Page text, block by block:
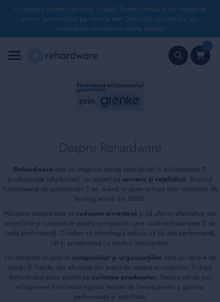
Nu gasesti serverul pe care il cauti? Putem furniza orice model de
server, personalizat pe nevoile tale! Deschide un chat live sau
contacteaza-ne pentru o oferta rapida!
la
Conținut
Despre Rehardware
Rehardware este un magazin online specializat în echipamente IT
profesionale refurbished, cu accent pe servere și rețelistică . Brandul
funcționează de aproximativ 1 an, având in spate echipa unei companii de
hosting activă din 2020.
Misiunea noastră este să reducem e-waste-ul și să oferim alternative mai
accesibile și sustenabile pentru companiile care caută echipamente IT de
înaltă performanță. Credem că tehnologia trebuie să fie atât performantă,
cât și prietenoasă cu mediul înconjurător.
Ne adresăm în special companiilor și organizațiilor care au nevoie de
soluții IT fiabile, dar eficiente din punct de vedere al costurilor. Echipa
Rehardware pune accent pe calitatea produselor, fiecare server sau
echipament fiind testat riguros înainte de livrare pentru a garanta
performanță și stabilitate.